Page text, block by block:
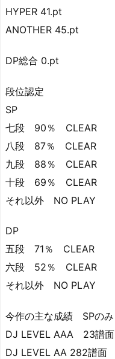
HYPER 41.pt
ANOTHER 45.pt
DP総合 0.pt
段位認定
SP
七段 90％ CLEAR
八段 87％ CLEAR
九段 88％ CLEAR
十段 69％ CLEAR
それ以外 NO PLAY
DP
五段 71％ CLEAR
六段 52％ CLEAR
それ以外 NO PLAY
今作の主な成績 SPのみ
DJ LEVEL AAA 23譜面
DJ LEVEL AA 282譜面